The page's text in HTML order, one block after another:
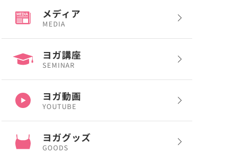
メディア
MEDIA
ヨガ講座
SEMINAR
ヨガ動画
YOUTUBE
ヨガグッズ
GOODS